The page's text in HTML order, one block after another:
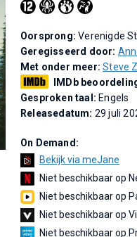
Oorsprong:Verenigde
Geregisseerd door:
Met onder meer:Steve
IMDb
Gesproken taal: Engels
Releasedatum: 29 juli
On Demand:
Bekijk via meJane
Niet beschikbaar op
Niet beschikbaar op
Niet beschikbaar op
Niet beschikbaar op